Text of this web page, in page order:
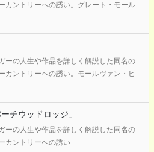
カントリーへの誘い。グレート・モール
ーの人生や作品を詳しく解説した同名の
カントリーへの誘い。モールヴァン・ヒ
チウッドロッジ」
ーの人生や作品を詳しく解説した同名の
カントリーへの誘い